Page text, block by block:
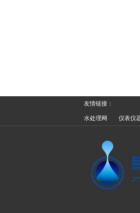
友情链接：
水处理网 仪表仪